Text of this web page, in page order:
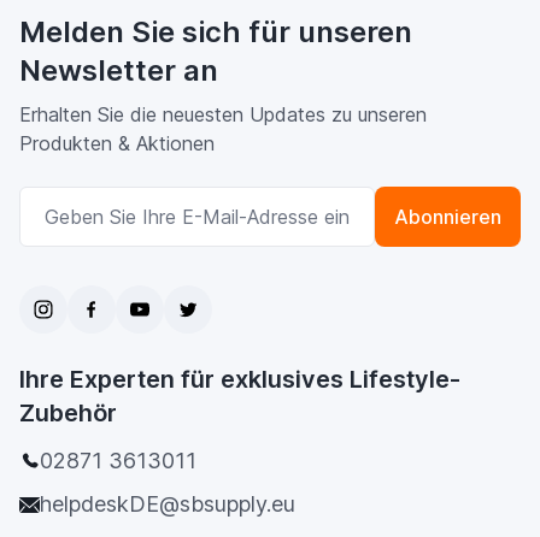
Melden Sie sich für unseren
Newsletter an
Erhalten Sie die neuesten Updates zu unseren
Produkten & Aktionen
E-Mailadresse
Abonnieren
Ihre Experten für exklusives Lifestyle-
Zubehör
02871 3613011
helpdeskDE@sbsupply.eu